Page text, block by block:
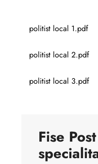
politist local 1.pdf
politist local 2.pdf
politist local 3.pdf
Fise